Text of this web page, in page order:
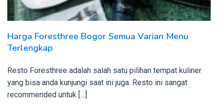
Harga Foresthree Bogor Semua Varian Menu
Terlengkap
Resto Foresthree adalah salah satu pilihan tempat kuliner
yang bisa anda kunjungi saat ini juga. Resto ini sangat
recommended untuk […]